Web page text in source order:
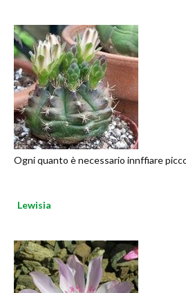
Ogni quanto è necessario innffiare
Lewisia